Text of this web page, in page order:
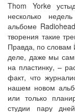
Thom Yorke
несколько
альбоме
творения такие
Правда, по словам
деле, даже мы
на пластинку, –
факт, что
нашем новом
или только
студии пару